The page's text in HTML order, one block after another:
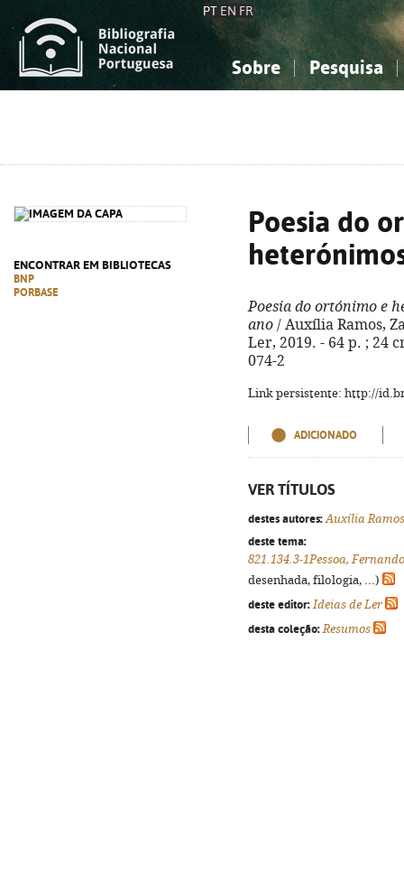
PT EN FR
Sobre Pesquisa
ENCONTRAR EM BIBLIOTECAS
BNP
PORBASE
Poesia do
Poesia do ortónimo e
ano / Auxília Ramos,
Ler, 2019. - 64 p. ; 24
074-2
Link persistente: http://
ADICIONADO
VER TÍTULOS
destes autores: Auxília Ramos
deste tema:
821.134.3-1Pessoa,
desenhada, filologia, ...)
deste editor: Ideias de Ler
desta coleção: Resumos